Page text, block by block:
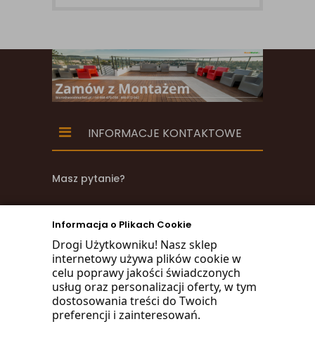
Informacja o Plikach Cookie
Drogi Użytkowniku! Nasz sklep
internetowy używa plików cookie w
celu poprawy jakości świadczonych
usług oraz personalizacji oferty, w tym
dostosowania treści do Twoich
preferencji i zainteresowań.
INFORMACJE KONTAKTOWE
Masz pytanie?
zadzwoń
668 470 038
660 072 042
lub napisz:
biuro@woodmarket.pl